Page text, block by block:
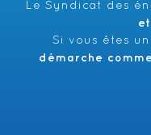
Le Syndicat des
Si vous êtes
démarche